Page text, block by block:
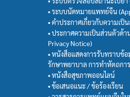
• ระบบนัดหมายแพทย์จีน
• คำประกาศเกี่ยวกับความเป็
• ประกาศความเป็นส่วนตัวด้
Privacy Notice)
• หนังสือแสดงการรับทราบข้
รักษาพยาบาล การทำหัตถการ
• หนังสือสุขภาพออนไลน์
• ข้อเสนอแนะ / ข้อร้องเรียน